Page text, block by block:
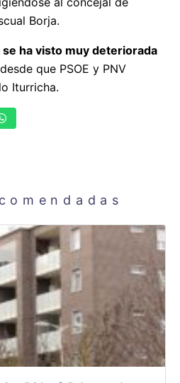
Borja.
ha visto muy deteriorada
que PSOE y PNV
Iturricha.